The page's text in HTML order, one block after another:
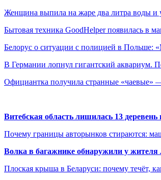
Женщина выпила на жаре два литра воды и
Бытовая техника GoodHelper появилась в
Белорус о ситуации с полицией в Польше:
В Германии лопнул гигантский аквариум.
Официантка получила странные «чаевые»
Витебская область лишилась 13 деревень
Почему границы авторынков стираются:
Волка в багажнике обнаружили у жителя
Плоская крыша в Беларуси: почему течёт,